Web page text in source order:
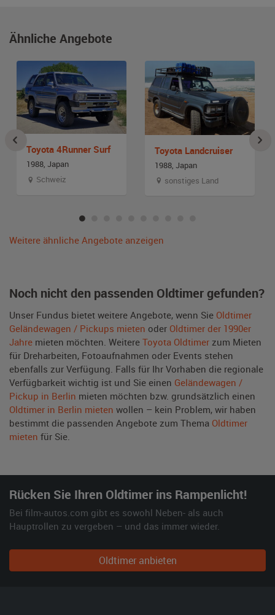
Ähnliche Angebote
Toyota 4Runner Surf
1988, Japan
Schweiz
Toyota Landcruiser
1988, Japan
sonstiges Land
Weitere ähnliche Angebote anzeigen
Noch nicht den passenden Oldtimer gefunden?
Unser Fundus bietet weitere Angebote, wenn Sie Oldtimer
Geländewagen / Pickups mieten oder Oldtimer der 1990er
Jahre mieten möchten. Weitere Toyota Oldtimer zum Mieten
für Dreharbeiten, Fotoaufnahmen oder Events stehen
ebenfalls zur Verfügung. Falls für Ihr Vorhaben die regionale
Verfügbarkeit wichtig ist und Sie einen Geländewagen /
Pickup in Berlin mieten möchten bzw. grundsätzlich einen
Oldtimer in Berlin mieten wollen – kein Problem, wir haben
bestimmt die passenden Angebote zum Thema Oldtimer
mieten für Sie.
Rücken Sie Ihren Oldtimer ins Rampenlicht!
Bei film-autos.com gibt es sowohl Neben- als auch
Hauptrollen zu vergeben – und das immer wieder.
Oldtimer anbieten